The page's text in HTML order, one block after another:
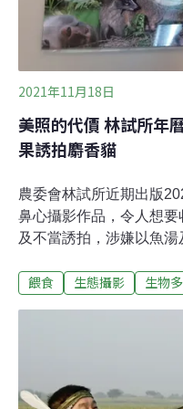
2021年11月18日
美照的代價 林試所年
果誘拍麝香貓
農委會林試所近期出版
鼻心攝影作品，令人想
及不當誘拍，涉嫌以魚
者為前福山研究中心主
的把關上也會更謹慎。
以不當的手法進行動物
片 遭民眾檢舉年底將至
餵食 生態攝影 生物